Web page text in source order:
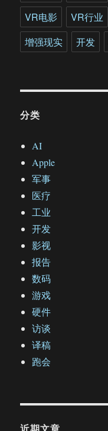
VR电影
VR行业
增强现实
开发
分类
AI
Apple
军事
医疗
工业
开发
影视
报告
数码
游戏
硬件
访谈
译稿
跑会